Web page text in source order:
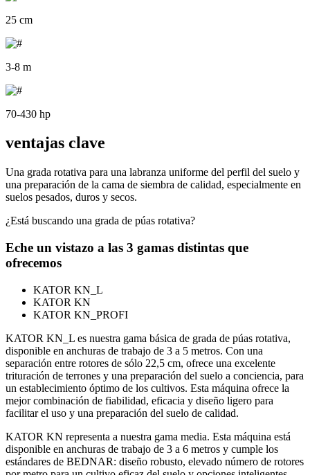
25 cm
3-8 m
70-430 hp
ventajas clave
Una grada rotativa para una labranza uniforme del perfil del suelo y
una preparación de la cama de siembra de calidad, especialmente en
suelos pesados, duros y secos.
¿Está buscando una grada de púas rotativa?
Eche un vistazo a las 3 gamas distintas que
ofrecemos
KATOR KN_L
KATOR KN
KATOR KN_PROFI
KATOR KN_L es nuestra gama básica de grada de púas rotativa,
disponible en anchuras de trabajo de 3 a 5 metros. Con una
separación entre rotores de sólo 22,5 cm, ofrece una excelente
trituración de terrones y una preparación del suelo a conciencia, para
un establecimiento óptimo de los cultivos. Esta máquina ofrece la
mejor combinación de fiabilidad, eficacia y diseño ligero para
facilitar el uso y una preparación del suelo de calidad.
KATOR KN representa a nuestra gama media. Esta máquina está
disponible en anchuras de trabajo de 3 a 6 metros y cumple los
estándares de BEDNAR: diseño robusto, elevado número de rotores